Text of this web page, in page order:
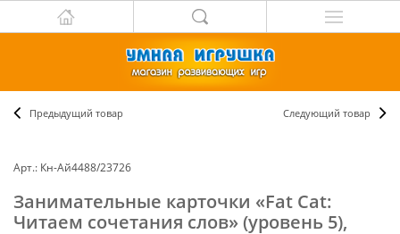
Предыдущий товар Следующий товар
Арт.: Кн-Ай4488/23726
Занимательные карточки «Fat Cat:
Читаем сочетания слов» (уровень 5),